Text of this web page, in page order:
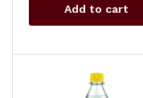
Add to cart